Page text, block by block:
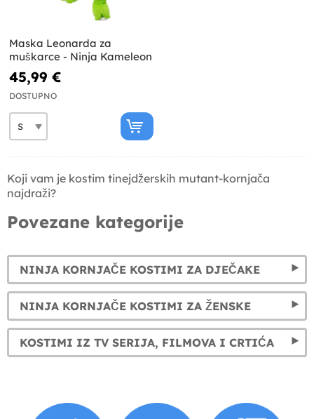
Maska Leonarda za
muškarce - Ninja Kameleon
45,99 €
DOSTUPNO
Koji vam je kostim tinejdžerskih mutant-kornjača
najdraži?
Povezane kategorije
NINJA KORNJAČE KOSTIMI ZA DJEČAKE
NINJA KORNJAČE KOSTIMI ZA ŽENSKE
KOSTIMI IZ TV SERIJA, FILMOVA I CRTIĆA